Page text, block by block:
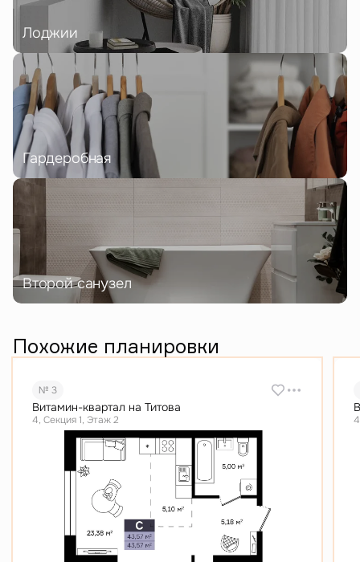
Лоджии
Гардеробная
Второй санузел
Похожие планировки
№ 3
Витамин-квартал на Титова
4, Секция 1, Этаж 2